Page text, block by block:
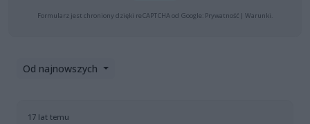
Formularz jest chroniony dzięki reCAPTCHA od Google: Prywatność | Warunki
Od najnowszych
17 lat temu